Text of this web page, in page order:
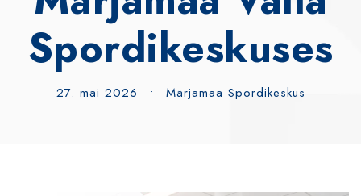
Spordikeskuses
27. mai 2026 • Märjamaa Spordikeskus